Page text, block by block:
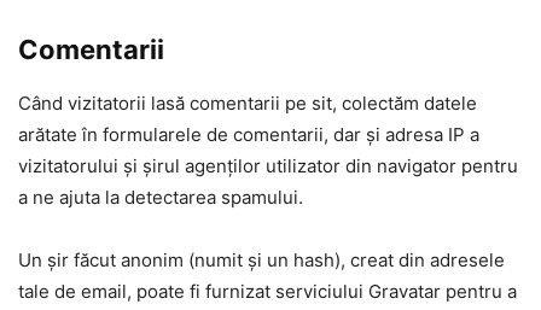
Comentarii
Când vizitatorii lasă comentarii pe sit, colectăm datele
arătate în formularele de comentarii, dar și adresa IP a
vizitatorului și șirul agenților utilizator din navigator pentru
a ne ajuta la detectarea spamului.
Un șir făcut anonim (numit și un hash), creat din adresele
tale de email, poate fi furnizat serviciului Gravatar pentru a